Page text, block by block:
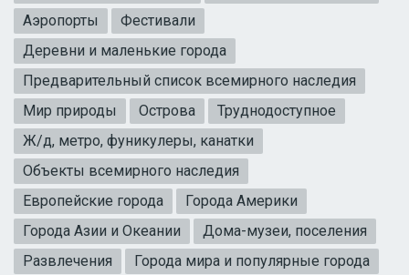
Аэропорты
Фестивали
Деревни и маленькие города
Предварительный список всемирного наследия
Мир природы
Острова
Труднодоступное
Ж/д, метро, фуникулеры, канатки
Объекты всемирного наследия
Европейские города
Города Америки
Города Азии и Океании
Дома-музеи, поселения
Развлечения
Города мира и популярные города